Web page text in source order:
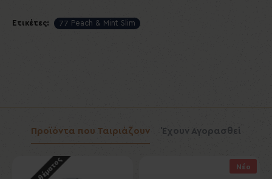
Ετικέτες: 77 Peach & Mint Slim
Προϊόντα που Ταιριάζουν Έχουν Αγορασθεί
Νέο